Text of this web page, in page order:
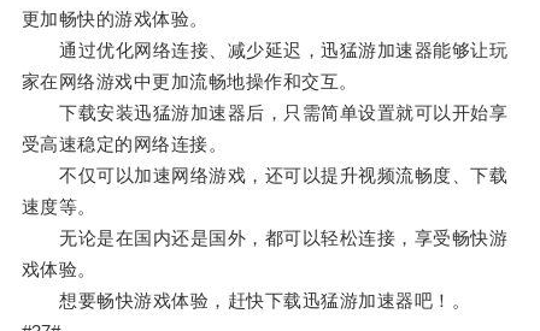
更加畅快的游戏体验。
通过优化网络连接、减少延迟，迅猛游加速器能够让玩
家在网络游戏中更加流畅地操作和交互。
下载安装迅猛游加速器后，只需简单设置就可以开始享
受高速稳定的网络连接。
不仅可以加速网络游戏，还可以提升视频流畅度、下载
速度等。
无论是在国内还是国外，都可以轻松连接，享受畅快游
戏体验。
想要畅快游戏体验，赶快下载迅猛游加速器吧！。